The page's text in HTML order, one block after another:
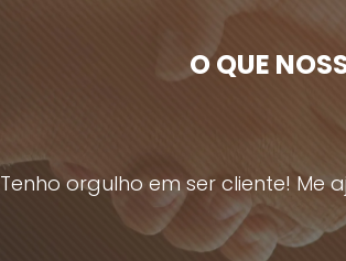
O QUE
Tenho orgulho em ser cliente!